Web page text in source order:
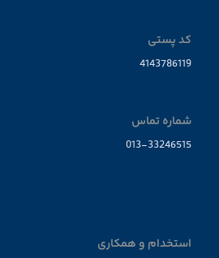
کد پستی
4143786119
شماره تماس
013-33246515
استخدام و همکاری